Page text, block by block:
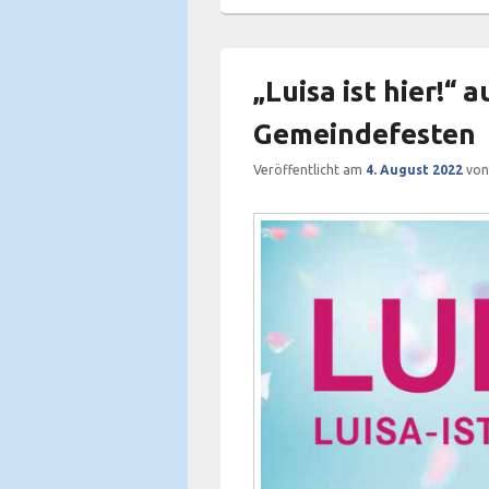
„Luisa ist hier!“
Gemeindefesten
Veröffentlicht am 4. August 2022 von